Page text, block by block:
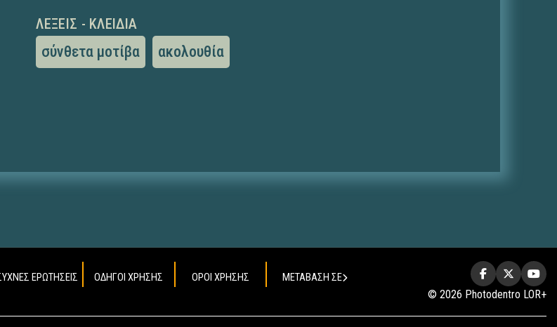
ΛΈΞΕΙΣ - ΚΛΕΙΔΙΆ
σύνθετα μοτίβα ακολουθία
ΕΡΩΤΗΣΕΙΣ ΟΔΗΓΟΙ ΧΡΗΣΗΣ ΟΡΟΙ ΧΡΗΣΗΣ ΜΕΤΑΒΑΣΗ ΣΕ
© 2026 Photodentro LOR+